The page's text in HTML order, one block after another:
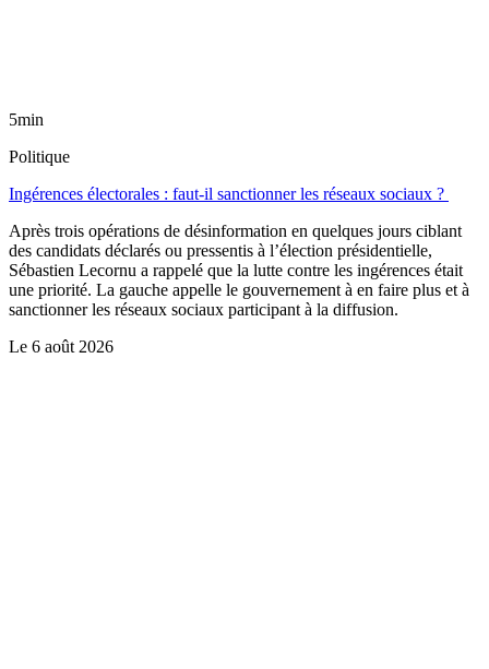
5min
Politique
Ingérences électorales : faut-il sanctionner les réseaux sociaux ?
Après trois opérations de désinformation en quelques jours ciblant
des candidats déclarés ou pressentis à l’élection présidentielle,
Sébastien Lecornu a rappelé que la lutte contre les ingérences était
une priorité. La gauche appelle le gouvernement à en faire plus et à
sanctionner les réseaux sociaux participant à la diffusion.
Le 6 août 2026